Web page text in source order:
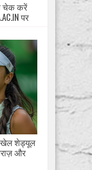
चेक करें
पर
खेल शेड्यूल
और